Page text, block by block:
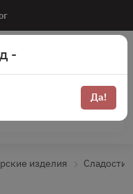
изделия Сладости
-
Да!